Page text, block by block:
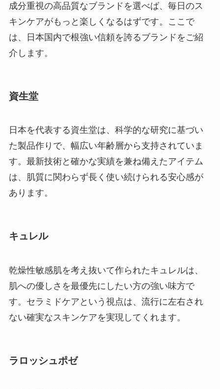
成分重視の高品質なブランドを選べば、毎日のス
キンケアがもっと楽しくなるはずです。ここで
は、日本国内で根強い信頼を誇るブランドをご紹
介します。
資生堂
日本を代表する資生堂は、科学的な研究に基づい
た製品作りで、幅広い年齢層から支持されていま
す。最新技術と確かな実績を兼ね備えたアイテム
は、肌質に関わらず長く使い続けられる安心感が
あります。
キュレル
乾燥性敏感肌を考え抜いて作られたキュレルは、
肌への優しさを最優先にしたい方の強い味方で
す。セラミドケアという視点は、流行に左右され
ない確実なスキンケアを実現してくれます。
ラロッシュポゼ